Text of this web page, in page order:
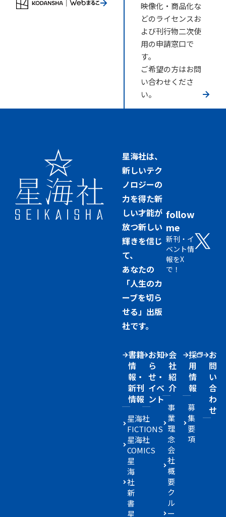
映像化・商品化な
どのライセンスお
よび刊行物二次使
用の申請窓口で
す。
ご希望の方はお問
い合わせくださ
い。
星海社は、
新しいテク
ノロジーの
力を得た新
しい才能が
放つ新しい
輝きを信じ
て、
あなたの
「人生のカ
ーブを切ら
せる」出版
社です。
follow
me
新刊・イ
ベント情
報をX
で！
書籍
情
報・
新刊
情報
星海社
FICTIONS
星海社
COMICS
星
海
社
新
書
星
お知
ら
せ・
イベ
ント
会
社
紹
介
事
業
理
念
会
社
概
要
ク
ル
ー
採
用
情
報
募
集
要
項
お
問
い
合
わ
せ